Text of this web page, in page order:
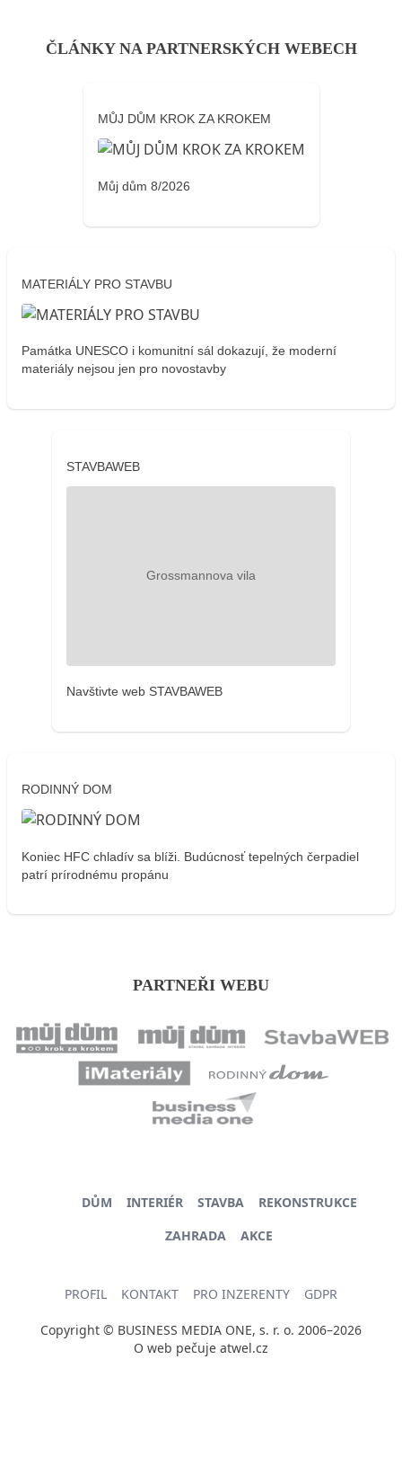
ČLÁNKY NA PARTNERSKÝCH WEBECH
MŮJ DŮM KROK ZA KROKEM
Můj dům 8/2026
MATERIÁLY PRO STAVBU
Památka UNESCO i komunitní sál dokazují, že moderní
materiály nejsou jen pro novostavby
STAVBAWEB
Navštivte web STAVBAWEB
RODINNÝ DOM
Koniec HFC chladív sa blíži. Budúcnosť tepelných čerpadiel
patrí prírodnému propánu
PARTNEŘI WEBU
DŮM INTERIÉR STAVBA
REKONSTRUKCE
ZAHRADA
AKCE
PROFIL KONTAKT PRO INZERENTY GDPR
Copyright © BUSINESS MEDIA ONE, s. r. o. 2006–2026